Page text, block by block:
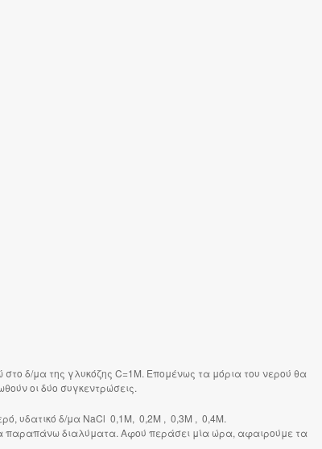
δ/μα της γλυκόζης C=1M. Επομένως τα μόρια του νερού θα
οι δύο συγκεντρώσεις.
υδατικό δ/μα ΝaCl 0,1M, 0,2M , 0,3M , 0,4M.
παραπάνω διαλύματα. Αφού περάσει μία ώρα, αφαιρούμε τα